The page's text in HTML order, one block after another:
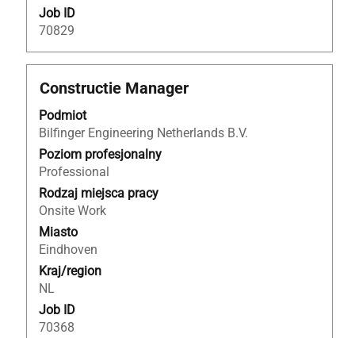
ofert
wyświetlić
Job ID
70829
Tytuł
Constructie Manager
Podmiot
Bilfinger Engineering Netherlands B.V.
Poziom profesjonalny
Professional
Rodzaj miejsca pracy
Onsite Work
Miasto
Eindhoven
Kraj/region
NL
Job ID
70368
Zaznacz
pomocą
spacji,
aby
wyświetlić
pełną
treść
danych
oferty
pracy.